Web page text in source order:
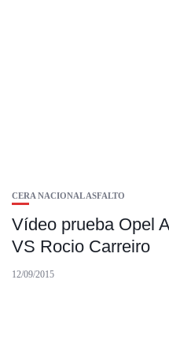
CERA NACIONAL ASFALTO
Vídeo prueba Opel
VS Rocio Carreiro
12/09/2015